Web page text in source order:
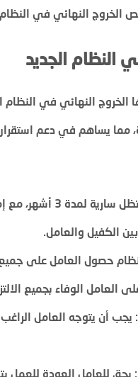
النهائي في النظام
النظام الجديد
النهائي في النظام
مما يساهم في دعم
: تظل سارية
الكفيل والعامل.
حصول العامل على
العامل الوفاء بجميع
: يجب أن يتوجه العامل
: يحق للعامل العودة للعمل